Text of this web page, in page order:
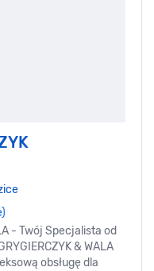
- Twój Specjalista od
& WALA
obsługę dla